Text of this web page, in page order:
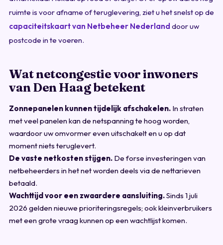
ruimte is voor afname of teruglevering, ziet u het snelst op de
capaciteitskaart van Netbeheer Nederland door uw
postcode in te voeren.
Wat netcongestie voor inwoners
van Den Haag betekent
Zonnepanelen kunnen tijdelijk afschakelen. In straten
met veel panelen kan de netspanning te hoog worden,
waardoor uw omvormer even uitschakelt en u op dat
moment niets teruglevert.
De vaste netkosten stijgen. De forse investeringen van
netbeheerders in het net worden deels via de nettarieven
betaald.
Wachttijd voor een zwaardere aansluiting.Sinds 1 juli
2026 gelden nieuwe prioriteringsregels; ook kleinverbruikers
met een grote vraag kunnen op een wachtlijst komen.